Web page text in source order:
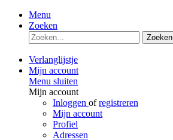
Menu
Zoeken
Zoeken
Verlanglijstje
Mijn account
Menu sluiten
Mijn account
Inloggen ofregistreren
Mijn account
Profiel
Adressen